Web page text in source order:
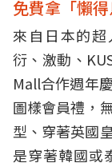
免費拿「懶
來自日本的
衍、激動、
Mall合作週年
圖樣會員禮，
型、穿著英國
是穿著韓國或